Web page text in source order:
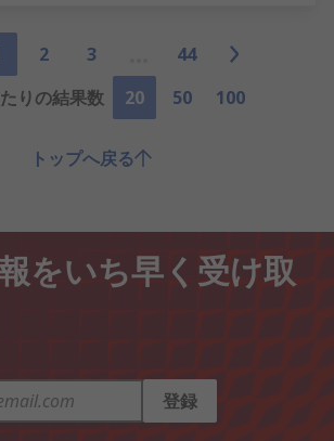
2 3
44
りの結果数
20 50 100
トップへ戻る
をいち早く受け取
登録